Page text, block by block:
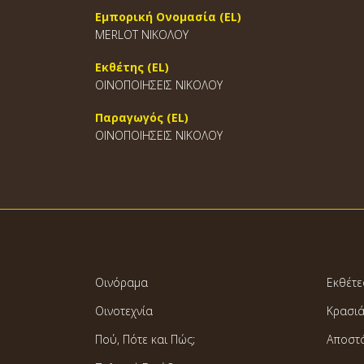
Εμπορική Ονομασία (EL)
MERLOT ΝΙΚΟΛΟΥ
Εκθέτης (EL)
ΟΙΝΟΠΟΙΗΣΕΙΣ ΝΙΚΟΛΟΥ
Παραγωγός (EL)
ΟΙΝΟΠΟΙΗΣΕΙΣ ΝΙΚΟΛΟΥ
Οινόραμα
Οινοτεχνία
Πού, Πότε και Πώς;
Κρασιά